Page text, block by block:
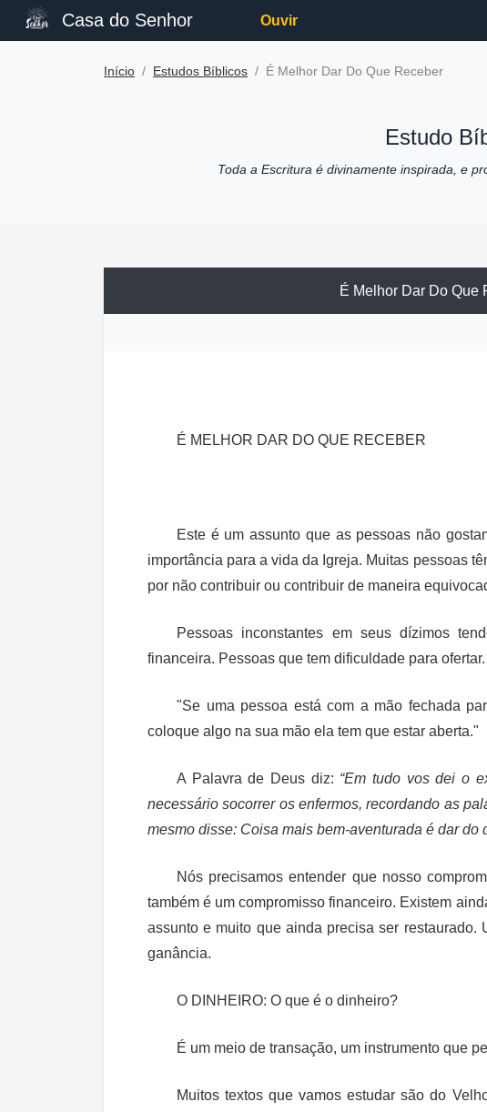
Casa do Senhor Ouvir
Início Estudos Bíblicos É Melhor Dar Do Que Receber
Estudo
Toda a Escritura é divinamente inspirada, e
É Melhor Dar Do Que
É MELHOR DAR DO QUE RECEBER
Este é um assunto que as pessoas não
importância para a vida da Igreja. Muitas pessoas
por não contribuir ou contribuir de maneira
Pessoas inconstantes em seus dízimos
financeira. Pessoas que tem dificuldade para ofertar.
"Se uma pessoa está com a mão fechada
coloque algo na sua mão ela tem que estar aberta."
A Palavra de Deus diz: “Em tudo vos dei o
necessário socorrer os enfermos, recordando as
mesmo disse: Coisa mais bem-aventurada é dar do
Nós precisamos entender que nosso
também é um compromisso financeiro. Existem
assunto e muito que ainda precisa ser restaurado.
ganância.
O DINHEIRO: O que é o dinheiro?
É um meio de transação, um instrumento que
Muitos textos que vamos estudar são do